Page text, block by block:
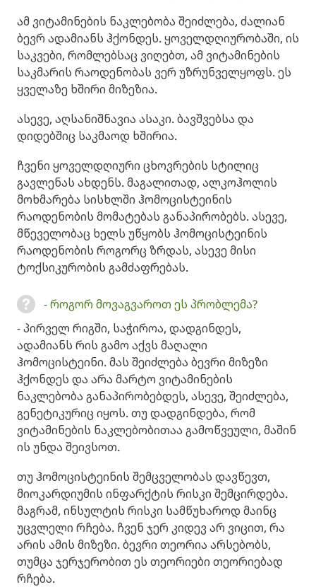
ამ ვიტამინების ნაკლებობა შეიძლება, ძალიან
ბევრ ადამიანს ჰქონდეს. ყოველდღიურობაში, ის
საკვები, რომლებსაც ვიღებთ, ამ ვიტამინების
საკმარის რაოდენობას ვერ უზრუნველყოფს. ეს
ყველაზე ხშირი მიზეზია.
ასევე, აღსანიშნავია ასაკი. ბავშვებსა და
დიდებშიც საკმაოდ ხშირია.
ჩვენი ყოველდღიური ცხოვრების სტილიც
გავლენას ახდენს. მაგალითად, ალკოჰოლის
მოხმარება სისხლში ჰომოცისტეინის
რაოდენობის მომატებას განაპირობებს. ასევე,
მწეველობაც ხელს უწყობს ჰომოცისტეინის
რაოდენობის როგორც ზრდას, ასევე მისი
ტოქსიკურობის გამძაფრებას.
- როგორ მოვაგვაროთ ეს პრობლემა?
- პირველ რიგში, საჭიროა, დადგინდეს,
ადამიანს რის გამო აქვს მაღალი
ჰომოცისტეინი. მას შეიძლება ბევრი მიზეზი
ჰქონდეს და არა მარტო ვიტამინების
ნაკლებობა განაპირობებდეს, ასევე, შეიძლება,
გენეტიკურიც იყოს. თუ დადგინდება, რომ
ვიტამინების ნაკლებობითაა გამოწვეული, მაშინ
ის უნდა შეივსოთ.
თუ ჰომოცისტეინის შემცველობას დავწევთ,
მიოკარდიუმის ინფარქტის რისკი შემცირდება.
მაგრამ, ინსულტის რისკი სამწუხაროდ მაინც
უცვლელი რჩება. ჩვენ ჯერ კიდევ არ ვიცით, რა
არის ამის მიზეზი. ბევრი თეორია არსებობს,
თუმცა ჯერჯერობით ეს თეორიები თეორიებად
რჩება.